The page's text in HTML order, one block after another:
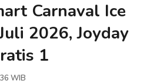
Carnaval Ice
2026, Joyday
1
WIB